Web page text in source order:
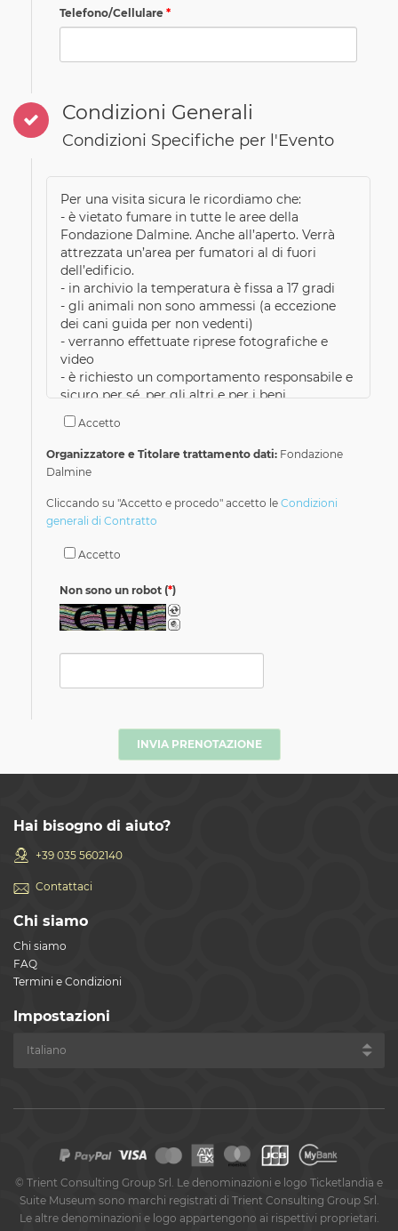
Telefono/Cellulare
Condizioni Generali
Condizioni Specifiche per l'Evento
Per una visita sicura le ricordiamo che:
- è vietato fumare in tutte le aree della
Fondazione Dalmine. Anche all’aperto. Verrà
attrezzata un’area per fumatori al di fuori
dell’edificio.
- in archivio la temperatura è fissa a 17 gradi
- gli animali non sono ammessi (a eccezione
dei cani guida per non vedenti)
- verranno effettuate riprese fotografiche e
video
- è richiesto un comportamento responsabile e
sicuro per sé, per gli altri e per i beni.
per informazioni specifiche vedere la
prenotazione
Accetto
Organizzatore e Titolare trattamento dati: Fondazione
Dalmine
Cliccando su "Accetto e procedo" accetto le Condizioni
generali di Contratto
Accetto
Non sono un robot (*)
INVIA PRENOTAZIONE
Hai bisogno di aiuto?
+39 035 5602140
Contattaci
Chi siamo
Chi siamo
FAQ
Termini e Condizioni
Impostazioni
© Trient Consulting Group Srl. Le denominazioni e logo Ticketlandia e
Suite Museum sono marchi registrati di Trient Consulting Group Srl.
Le altre denominazioni e logo appartengono ai rispettivi proprietari.